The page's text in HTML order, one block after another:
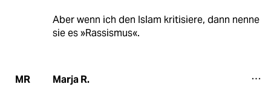
Aber wenn ich den Islam kritisiere, dann nenne
sie es »Rassismus«.
MR Marja R.